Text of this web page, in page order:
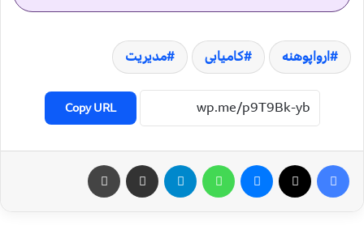
ارواپوهنه کامیابی مدیریت
Copy URL